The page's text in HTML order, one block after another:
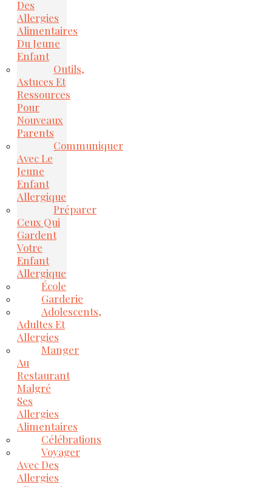
Des
Allergies
Alimentaires
Du Jeune
Enfant
Outils,
Astuces Et
Ressources
Pour
Nouveaux
Parents
Communiquer
Avec Le
Jeune
Enfant
Allergique
Préparer
Ceux Qui
Gardent
Votre
Enfant
Allergique
École
Garderie
Adolescents,
Adultes Et
Allergies
Manger
Au
Restaurant
Malgré
Ses
Allergies
Alimentaires
Célébrations
Voyager
Avec Des
Allergies